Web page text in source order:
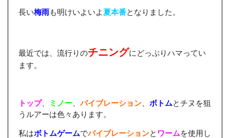
長い梅雨も明けいよいよ夏本番となりました。
最近では、流行りのチニングにどっぷりハマってい
ます。
トップ、 ミノー バイブレーショ ン ボトムとチヌを狙
うルアーは色々あります。
私はボトムゲームでバイブレーションと ワームを使用し